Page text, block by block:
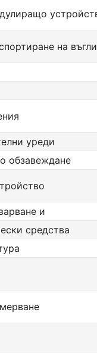
на
уреди
обзавеждане
и
средства